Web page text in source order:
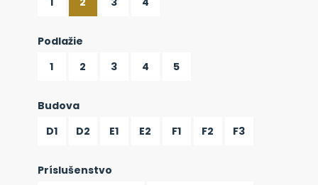
Podlažie
1
2 3 4 5
Budova
D1
D2 E1 E2 F1 F2 F3
Príslušenstvo